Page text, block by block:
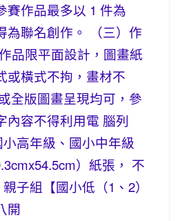
賽作品最多以 1 件為
為聯名創作。 （三）作
品限平面設計，圖畫紙
或橫式不拘，畫材不
全版圖畫呈現均可，參
內容不得利用電 腦列
高年級、國小中年級
）紙張， 不
子組【國小低（1、2）
開